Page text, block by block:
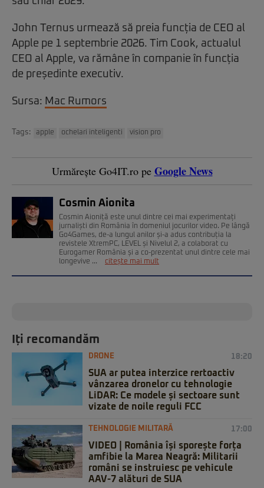
John Ternus urmează să preia funcția de CEO al
Apple pe 1 septembrie 2026. Tim Cook, actualul
CEO al Apple, va rămâne în companie în funcția
de președinte executiv.
Sursa: Mac Rumors
Tags: apple ochelari inteligenti vision pro
Urmărește Go4IT.ro pe Google News
Cosmin Aionita
Cosmin Aioniță este unul dintre cei mai experimentați
jurnaliști din România în domeniul jocurilor video. Pe lângă
Go4Games, de-a lungul anilor și-a adus contribuția la
revistele XtremPC, LEVEL și Nivelul 2, a colaborat cu
Eurogamer România și a co-prezentat unul dintre cele mai
longevive ...
citește mai mult
Iți recomandăm
DRONE 18:20
SUA ar putea interzice rertoactiv
vânzarea dronelor cu tehnologie
LiDAR: Ce modele și sectoare sunt
vizate de noile reguli FCC
TEHNOLOGIE MILITARĂ 17:00
VIDEO | România își sporește forța
amfibie la Marea Neagră: Militarii
români se instruiesc pe vehicule
AAV-7 alături de SUA